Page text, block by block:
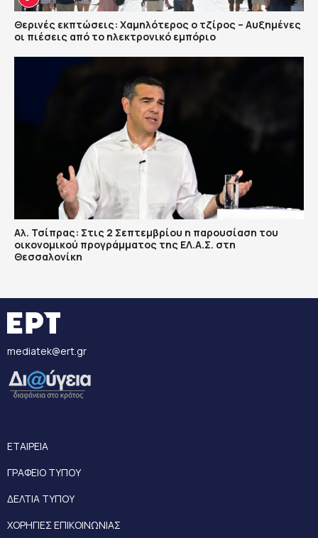
Θερινές εκπτώσεις: Χαμηλότερος ο τζίρος – Αυξημένες
οι πιέσεις από το ηλεκτρονικό εμπόριο
Αλ. Τσίπρας: Στις 2 Σεπτεμβρίου η παρουσίαση του
οικονομικού προγράμματος της ΕΛ.Α.Σ. στη
Θεσσαλονίκη
mediatek@ert.gr
ΕΤΑΙΡΕΙΑ
ΓΡΑΦΕΙΟ ΤΥΠΟΥ
ΔΕΛΤΙΑ ΤΥΠΟΥ
ΧΟΡΗΓΙΕΣ ΕΠΙΚΟΙΝΩΝΙΑΣ